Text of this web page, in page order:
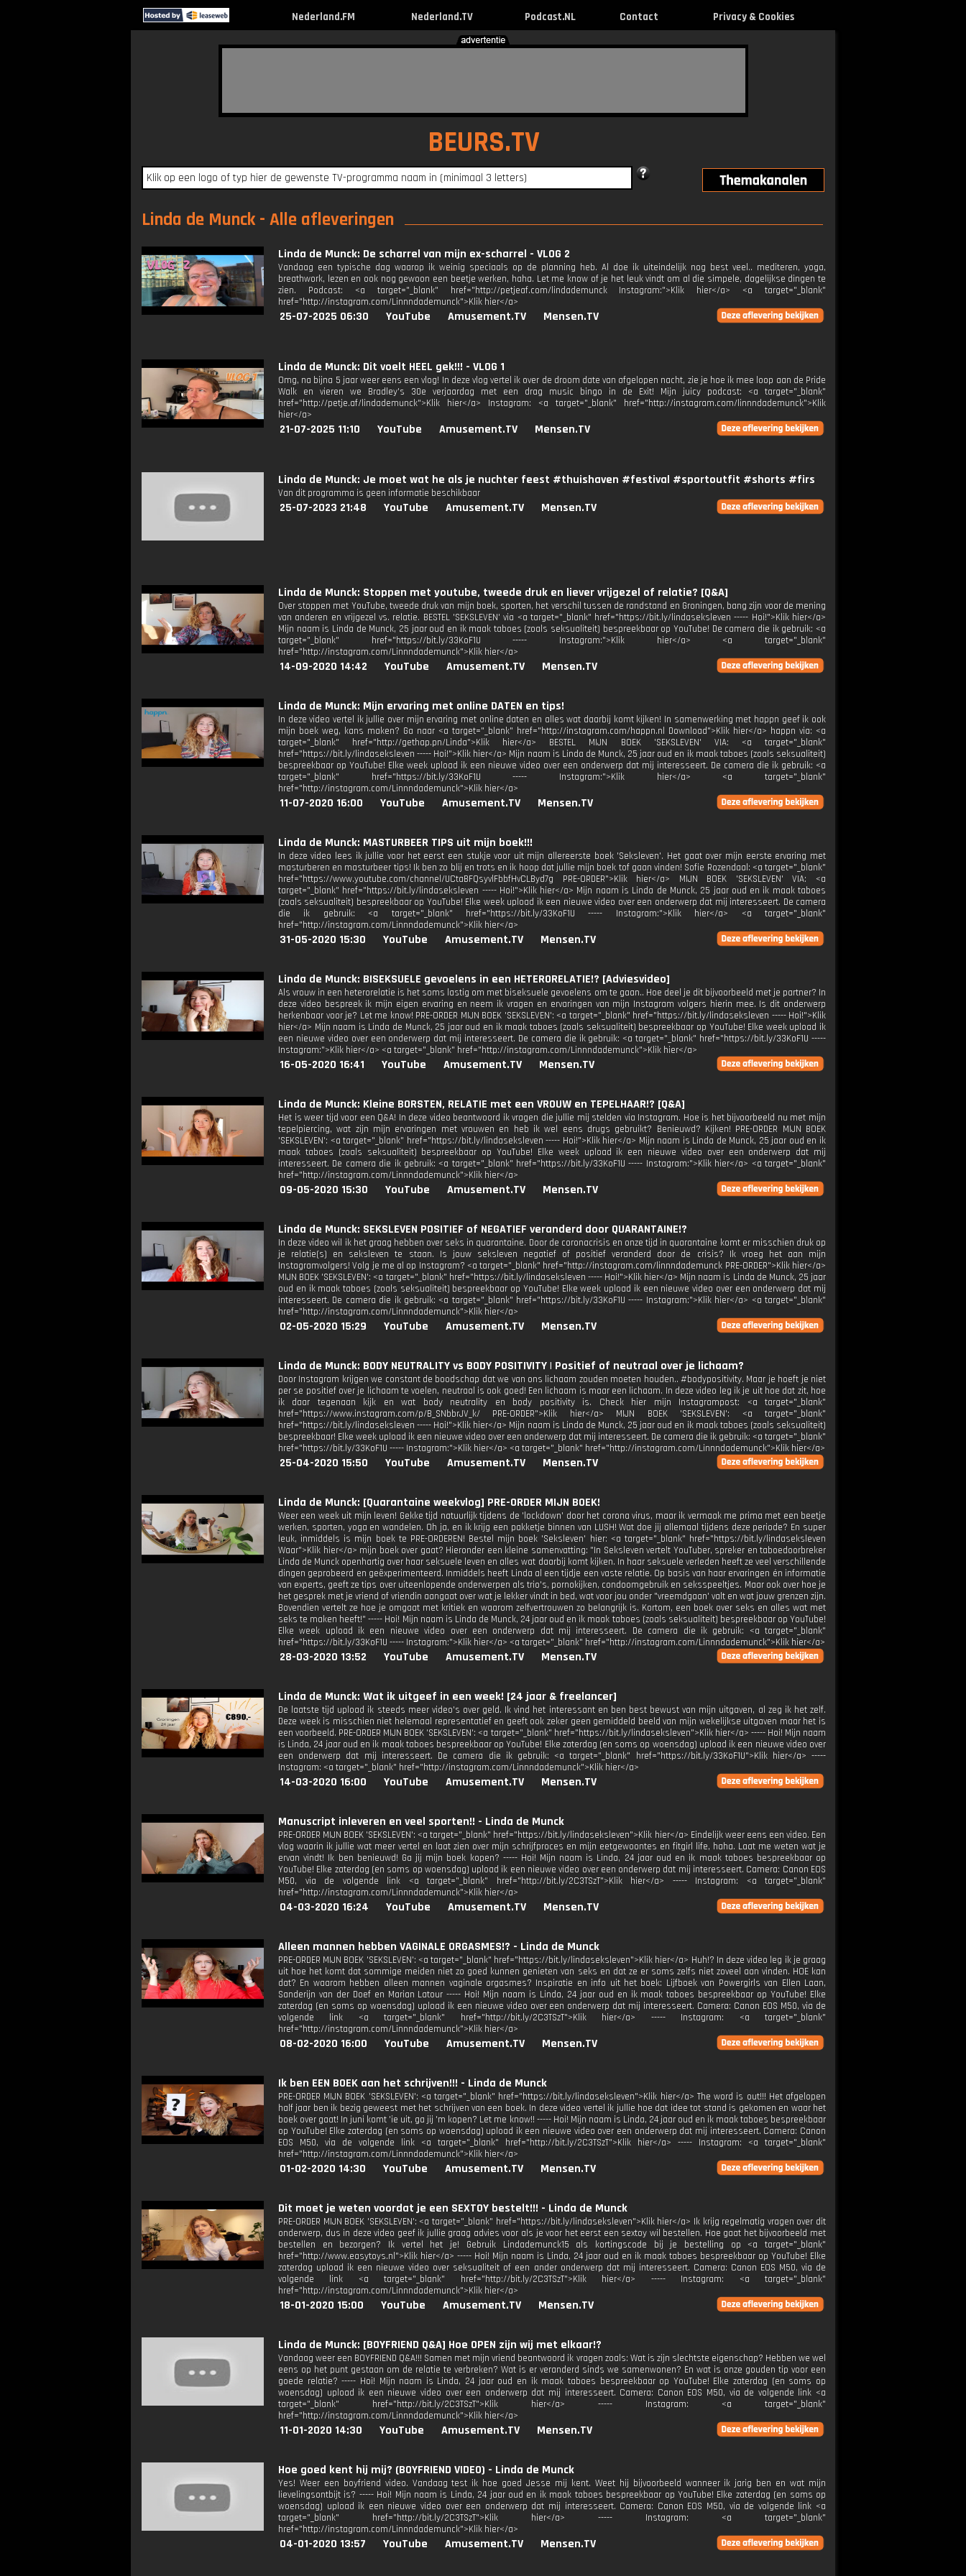
Nederland.FM Nederland.TV Podcast.NL Contact Privacy & Cookies
BEURS.TV
Linda de Munck - Alle afleveringen
Linda de Munck: De scharrel van mijn ex-scharrel - VLOG 2
Vandaag een typische dag waarop ik weinig speciaals op de planning heb. Al doe ik uiteindelijk nog best veel.. mediteren, yoga,
breathwork, lezen en ook nog gewoon een beetje werken, haha. Let me know of je het leuk vindt om al die simpele, dagelijkse dingen te
zien. Podcast: <a target="_blank" href="http://petjeaf.com/lindademunck Instagram:">Klik hier</a> <a target="_blank"
href="http://instagram.com/Linnndademunck">Klik hier</a>
25-07-2025 06:30 YouTube Amusement.TV Mensen.TV
Linda de Munck: Dit voelt HEEL gek!!! - VLOG 1
Omg, na bijna 5 jaar weer eens een vlog! In deze vlog vertel ik over de droom date van afgelopen nacht, zie je hoe ik mee loop aan de Pride
Walk en vieren we Bradley's 30e verjaardag met een drag music bingo in de Exit! Mijn juicy podcast: <a target="_blank"
href="http://petje.af/lindademunck">Klik hier</a> Instagram: <a target="_blank" href="http://instagram.com/linnndademunck">Klik
hier</a>
21-07-2025 11:10 YouTube Amusement.TV Mensen.TV
Linda de Munck: Je moet wat he als je nuchter feest #thuishaven #festival #sportoutfit #shorts #firs
Van dit programma is geen informatie beschikbaar
25-07-2023 21:48 YouTube Amusement.TV Mensen.TV
Linda de Munck: Stoppen met youtube, tweede druk en liever vrijgezel of relatie? [Q&A]
Over stoppen met YouTube, tweede druk van mijn boek, sporten, het verschil tussen de randstand en Groningen, bang zijn voor de mening
van anderen en vrijgezel vs. relatie. BESTEL 'SEKSLEVEN' via <a target="_blank" href="https://bit.ly/lindaseksleven ----- Hoi!">Klik hier</a>
Mijn naam is Linda de Munck, 25 jaar oud en ik maak taboes (zoals seksualiteit) bespreekbaar op YouTube! De camera die ik gebruik: <a
target="_blank" href="https://bit.ly/33KoF1U ----- Instagram:">Klik hier</a> <a target="_blank"
href="http://instagram.com/Linnndademunck">Klik hier</a>
14-09-2020 14:42 YouTube Amusement.TV Mensen.TV
Linda de Munck: Mijn ervaring met online DATEN en tips!
In deze video vertel ik jullie over mijn ervaring met online daten en alles wat daarbij komt kijken! In samenwerking met happn geef ik ook
mijn boek weg, kans maken? Ga naar <a target="_blank" href="http://instagram.com/happn.nl Download">Klik hier</a> happn via: <a
target="_blank" href="http://gethap.pn/Linda">Klik hier</a> BESTEL MIJN BOEK 'SEKSLEVEN' VIA: <a target="_blank"
href="https://bit.ly/lindaseksleven ----- Hoi!">Klik hier</a> Mijn naam is Linda de Munck, 25 jaar oud en ik maak taboes (zoals seksualiteit)
bespreekbaar op YouTube! Elke week upload ik een nieuwe video over een onderwerp dat mij interesseert. De camera die ik gebruik: <a
target="_blank" href="https://bit.ly/33KoF1U ----- Instagram:">Klik hier</a> <a target="_blank"
href="http://instagram.com/Linnndademunck">Klik hier</a>
11-07-2020 16:00 YouTube Amusement.TV Mensen.TV
Linda de Munck: MASTURBEER TIPS uit mijn boek!!!
In deze video lees ik jullie voor het eerst een stukje voor uit mijn allereerste boek 'Seksleven'. Het gaat over mijn eerste ervaring met
masturberen en masturbeer tips! Ik ben zo blij en trots en ik hoop dat jullie mijn boek tof gaan vinden! Sofie Rozendaal: <a target="_blank"
href="https://www.youtube.com/channel/UCtaBFQsyvlFbbfHvCLByd7g PRE-ORDER">Klik hier</a> MIJN BOEK 'SEKSLEVEN' VIA: <a
target="_blank" href="https://bit.ly/lindaseksleven ----- Hoi!">Klik hier</a> Mijn naam is Linda de Munck, 25 jaar oud en ik maak taboes
(zoals seksualiteit) bespreekbaar op YouTube! Elke week upload ik een nieuwe video over een onderwerp dat mij interesseert. De camera
die ik gebruik: <a target="_blank" href="https://bit.ly/33KoF1U ----- Instagram:">Klik hier</a> <a target="_blank"
href="http://instagram.com/Linnndademunck">Klik hier</a>
31-05-2020 15:30 YouTube Amusement.TV Mensen.TV
Linda de Munck: BISEKSUELE gevoelens in een HETERORELATIE!? [Adviesvideo]
Als vrouw in een heterorelatie is het soms lastig om met biseksuele gevoelens om te gaan.. Hoe deel je dit bijvoorbeeld met je partner? In
deze video bespreek ik mijn eigen ervaring en neem ik vragen en ervaringen van mijn Instagram volgers hierin mee. Is dit onderwerp
herkenbaar voor je? Let me know! PRE-ORDER MIJN BOEK 'SEKSLEVEN': <a target="_blank" href="https://bit.ly/lindaseksleven ----- Hoi!">Klik
hier</a> Mijn naam is Linda de Munck, 25 jaar oud en ik maak taboes (zoals seksualiteit) bespreekbaar op YouTube! Elke week upload ik
een nieuwe video over een onderwerp dat mij interesseert. De camera die ik gebruik: <a target="_blank" href="https://bit.ly/33KoF1U -----
Instagram:">Klik hier</a> <a target="_blank" href="http://instagram.com/Linnndademunck">Klik hier</a>
16-05-2020 16:41 YouTube Amusement.TV Mensen.TV
Linda de Munck: Kleine BORSTEN, RELATIE met een VROUW en TEPELHAAR!? [Q&A]
Het is weer tijd voor een Q&A! In deze video beantwoord ik vragen die jullie mij stelden via Instagram. Hoe is het bijvoorbeeld nu met mijn
tepelpiercing, wat zijn mijn ervaringen met vrouwen en heb ik wel eens drugs gebruikt? Benieuwd? Kijken! PRE-ORDER MIJN BOEK
'SEKSLEVEN': <a target="_blank" href="https://bit.ly/lindaseksleven ----- Hoi!">Klik hier</a> Mijn naam is Linda de Munck, 25 jaar oud en ik
maak taboes (zoals seksualiteit) bespreekbaar op YouTube! Elke week upload ik een nieuwe video over een onderwerp dat mij
interesseert. De camera die ik gebruik: <a target="_blank" href="https://bit.ly/33KoF1U ----- Instagram:">Klik hier</a> <a target="_blank"
href="http://instagram.com/Linnndademunck">Klik hier</a>
09-05-2020 15:30 YouTube Amusement.TV Mensen.TV
Linda de Munck: SEKSLEVEN POSITIEF of NEGATIEF veranderd door QUARANTAINE!?
In deze video wil ik het graag hebben over seks in quarantaine. Door de coronacrisis en onze tijd in quarantaine komt er misschien druk op
je relatie(s) en seksleven te staan. Is jouw seksleven negatief of positief veranderd door de crisis? Ik vroeg het aan mijn
Instagramvolgers! Volg je me al op Instagram? <a target="_blank" href="http://instagram.com/linnndademunck PRE-ORDER">Klik hier</a>
MIJN BOEK 'SEKSLEVEN': <a target="_blank" href="https://bit.ly/lindaseksleven ----- Hoi!">Klik hier</a> Mijn naam is Linda de Munck, 25 jaar
oud en ik maak taboes (zoals seksualiteit) bespreekbaar op YouTube! Elke week upload ik een nieuwe video over een onderwerp dat mij
interesseert. De camera die ik gebruik: <a target="_blank" href="https://bit.ly/33KoF1U ----- Instagram:">Klik hier</a> <a target="_blank"
href="http://instagram.com/Linnndademunck">Klik hier</a>
02-05-2020 15:29 YouTube Amusement.TV Mensen.TV
Linda de Munck: BODY NEUTRALITY vs BODY POSITIVITY | Positief of neutraal over je lichaam?
Door Instagram krijgen we constant de boodschap dat we van ons lichaam zouden moeten houden.. #bodypositivity. Maar je hoeft je niet
per se positief over je lichaam te voelen, neutraal is ook goed! Een lichaam is maar een lichaam. In deze video leg ik je uit hoe dat zit, hoe
ik daar tegenaan kijk en wat body neutrality en body positivity is. Check hier mijn Instagrampost: <a target="_blank"
href="https://www.instagram.com/p/B_SNbbrJV_k/ PRE-ORDER">Klik hier</a> MIJN BOEK 'SEKSLEVEN': <a target="_blank"
href="https://bit.ly/lindaseksleven ----- Hoi!">Klik hier</a> Mijn naam is Linda de Munck, 25 jaar oud en ik maak taboes (zoals seksualiteit)
bespreekbaar! Elke week upload ik een nieuwe video over een onderwerp dat mij interesseert. De camera die ik gebruik: <a target="_blank"
href="https://bit.ly/33KoF1U ----- Instagram:">Klik hier</a> <a target="_blank" href="http://instagram.com/Linnndademunck">Klik hier</a>
25-04-2020 15:50 YouTube Amusement.TV Mensen.TV
Linda de Munck: [Quarantaine weekvlog] PRE-ORDER MIJN BOEK!
Weer een week uit mijn leven! Gekke tijd natuurlijk tijdens de 'lockdown' door het corona virus, maar ik vermaak me prima met een beetje
werken, sporten, yoga en wandelen. Oh ja, en ik krijg een pakketje binnen van LUSH! Wat doe jij allemaal tijdens deze periode? En super
leuk, inmiddels is mijn boek te PRE-ORDEREN! Bestel mijn boek 'Seksleven' hier: <a target="_blank" href="https://bit.ly/lindaseksleven
Waar">Klik hier</a> mijn boek over gaat? Hieronder een kleine samenvatting: "In Seksleven vertelt YouTuber, spreker en taboedoorbreker
Linda de Munck openhartig over haar seksuele leven en alles wat daarbij komt kijken. In haar seksuele verleden heeft ze veel verschillende
dingen geprobeerd en geëxperimenteerd. Inmiddels heeft Linda al een tijdje een vaste relatie. Op basis van haar ervaringen én informatie
van experts, geeft ze tips over uiteenlopende onderwerpen als trio's, pornokijken, condoomgebruik en seksspeeltjes. Maar ook over hoe je
het gesprek met je vriend of vriendin aangaat over wat je lekker vindt in bed, wat voor jou onder "vreemdgaan' valt en wat jouw grenzen zijn.
Bovendien vertelt ze hoe je omgaat met kritiek en waarom zelfvertrouwen zo belangrijk is. Kortom, een boek over seks en alles wat met
seks te maken heeft!" ----- Hoi! Mijn naam is Linda de Munck, 24 jaar oud en ik maak taboes (zoals seksualiteit) bespreekbaar op YouTube!
Elke week upload ik een nieuwe video over een onderwerp dat mij interesseert. De camera die ik gebruik: <a target="_blank"
href="https://bit.ly/33KoF1U ----- Instagram:">Klik hier</a> <a target="_blank" href="http://instagram.com/Linnndademunck">Klik hier</a>
28-03-2020 13:52 YouTube Amusement.TV Mensen.TV
Linda de Munck: Wat ik uitgeef in een week! [24 jaar & freelancer]
De laatste tijd upload ik steeds meer video's over geld. Ik vind het interessant en ben best bewust van mijn uitgaven, al zeg ik het zelf.
Deze week is misschien niet helemaal representatief en geeft ook zeker geen gemiddeld beeld van mijn wekelijkse uitgaven maar het is
een voorbeeld. PRE-ORDER MIJN BOEK 'SEKSLEVEN': <a target="_blank" href="https://bit.ly/lindaseksleven">Klik hier</a> ----- Hoi! Mijn naam
is Linda, 24 jaar oud en ik maak taboes bespreekbaar op YouTube! Elke zaterdag (en soms op woensdag) upload ik een nieuwe video over
een onderwerp dat mij interesseert. De camera die ik gebruik: <a target="_blank" href="https://bit.ly/33KoF1U">Klik hier</a> -----
Instagram: <a target="_blank" href="http://instagram.com/Linnndademunck">Klik hier</a>
14-03-2020 16:00 YouTube Amusement.TV Mensen.TV
Manuscript inleveren en veel sporten!! - Linda de Munck
PRE-ORDER MIJN BOEK 'SEKSLEVEN': <a target="_blank" href="https://bit.ly/lindaseksleven">Klik hier</a> Eindelijk weer eens een video. Een
vlog waarin ik jullie wat meer vertel en laat zien over mijn schrijfproces en mijn eetgewoontes en fitgirl life, haha. Laat me weten wat je
ervan vindt! Ik ben benieuwd! Ga jij mijn boek kopen? ----- Hoi! Mijn naam is Linda, 24 jaar oud en ik maak taboes bespreekbaar op
YouTube! Elke zaterdag (en soms op woensdag) upload ik een nieuwe video over een onderwerp dat mij interesseert. Camera: Canon EOS
M50, via de volgende link <a target="_blank" href="http://bit.ly/2C3TSzT">Klik hier</a> ----- Instagram: <a target="_blank"
href="http://instagram.com/Linnndademunck">Klik hier</a>
04-03-2020 16:24 YouTube Amusement.TV Mensen.TV
Alleen mannen hebben VAGINALE ORGASMES!? - Linda de Munck
PRE-ORDER MIJN BOEK 'SEKSLEVEN': <a target="_blank" href="https://bit.ly/lindaseksleven">Klik hier</a> Huh!? In deze video leg ik je graag
uit hoe het komt dat sommige meiden niet zo goed kunnen genieten van seks en dat ze er soms zelfs niet zoveel aan vinden. HOE kan
dat? En waarom hebben alleen mannen vaginale orgasmes? Inspiratie en info uit het boek: Lijfboek van Powergirls van Ellen Laan,
Sanderijn van der Doef en Marian Latour ----- Hoi! Mijn naam is Linda, 24 jaar oud en ik maak taboes bespreekbaar op YouTube! Elke
zaterdag (en soms op woensdag) upload ik een nieuwe video over een onderwerp dat mij interesseert. Camera: Canon EOS M50, via de
volgende link <a target="_blank" href="http://bit.ly/2C3TSzT">Klik hier</a> ----- Instagram: <a target="_blank"
href="http://instagram.com/Linnndademunck">Klik hier</a>
08-02-2020 16:00 YouTube Amusement.TV Mensen.TV
Ik ben EEN BOEK aan het schrijven!!! - Linda de Munck
PRE-ORDER MIJN BOEK 'SEKSLEVEN': <a target="_blank" href="https://bit.ly/lindaseksleven">Klik hier</a> The word is out!!! Het afgelopen
half jaar ben ik bezig geweest met het schrijven van een boek. In deze video vertel ik jullie hoe dat idee tot stand is gekomen en waar het
boek over gaat! In juni komt 'ie uit, ga jij 'm kopen? Let me know!! ----- Hoi! Mijn naam is Linda, 24 jaar oud en ik maak taboes bespreekbaar
op YouTube! Elke zaterdag (en soms op woensdag) upload ik een nieuwe video over een onderwerp dat mij interesseert. Camera: Canon
EOS M50, via de volgende link <a target="_blank" href="http://bit.ly/2C3TSzT">Klik hier</a> ----- Instagram: <a target="_blank"
href="http://instagram.com/Linnndademunck">Klik hier</a>
01-02-2020 14:30 YouTube Amusement.TV Mensen.TV
Dit moet je weten voordat je een SEXTOY bestelt!!! - Linda de Munck
PRE-ORDER MIJN BOEK 'SEKSLEVEN': <a target="_blank" href="https://bit.ly/lindaseksleven">Klik hier</a> Ik krijg regelmatig vragen over dit
onderwerp, dus in deze video geef ik jullie graag advies voor als je voor het eerst een sextoy wil bestellen. Hoe gaat het bijvoorbeeld met
bestellen en bezorgen? Ik vertel het je! Gebruik Lindademunck15 als kortingscode bij je bestelling op <a target="_blank"
href="http://www.easytoys.nl">Klik hier</a> ----- Hoi! Mijn naam is Linda, 24 jaar oud en ik maak taboes bespreekbaar op YouTube! Elke
zaterdag upload ik een nieuwe video over seksualiteit of een ander onderwerp dat mij interesseert. Camera: Canon EOS M50, via de
volgende link <a target="_blank" href="http://bit.ly/2C3TSzT">Klik hier</a> ----- Instagram: <a target="_blank"
href="http://instagram.com/Linnndademunck">Klik hier</a>
18-01-2020 15:00 YouTube Amusement.TV Mensen.TV
Linda de Munck: [BOYFRIEND Q&A] Hoe OPEN zijn wij met elkaar!?
Vandaag weer een BOYFRIEND Q&A!!! Samen met mijn vriend beantwoord ik vragen zoals: Wat is zijn slechtste eigenschap? Hebben we wel
eens op het punt gestaan om de relatie te verbreken? Wat is er veranderd sinds we samenwonen? En wat is onze gouden tip voor een
goede relatie? ----- Hoi! Mijn naam is Linda, 24 jaar oud en ik maak taboes bespreekbaar op YouTube! Elke zaterdag (en soms op
woensdag) upload ik een nieuwe video over een onderwerp dat mij interesseert. Camera: Canon EOS M50, via de volgende link <a
target="_blank" href="http://bit.ly/2C3TSzT">Klik hier</a> ----- Instagram: <a target="_blank"
href="http://instagram.com/Linnndademunck">Klik hier</a>
11-01-2020 14:30 YouTube Amusement.TV Mensen.TV
Hoe goed kent hij mij? (BOYFRIEND VIDEO) - Linda de Munck
Yes! Weer een boyfriend video. Vandaag test ik hoe goed Jesse mij kent. Weet hij bijvoorbeeld wanneer ik jarig ben en wat mijn
lievelingsontbijt is? ----- Hoi! Mijn naam is Linda, 24 jaar oud en ik maak taboes bespreekbaar op YouTube! Elke zaterdag (en soms op
woensdag) upload ik een nieuwe video over een onderwerp dat mij interesseert. Camera: Canon EOS M50, via de volgende link <a
target="_blank" href="http://bit.ly/2C3TSzT">Klik hier</a> ----- Instagram: <a target="_blank"
href="http://instagram.com/Linnndademunck">Klik hier</a>
04-01-2020 13:57 YouTube Amusement.TV Mensen.TV